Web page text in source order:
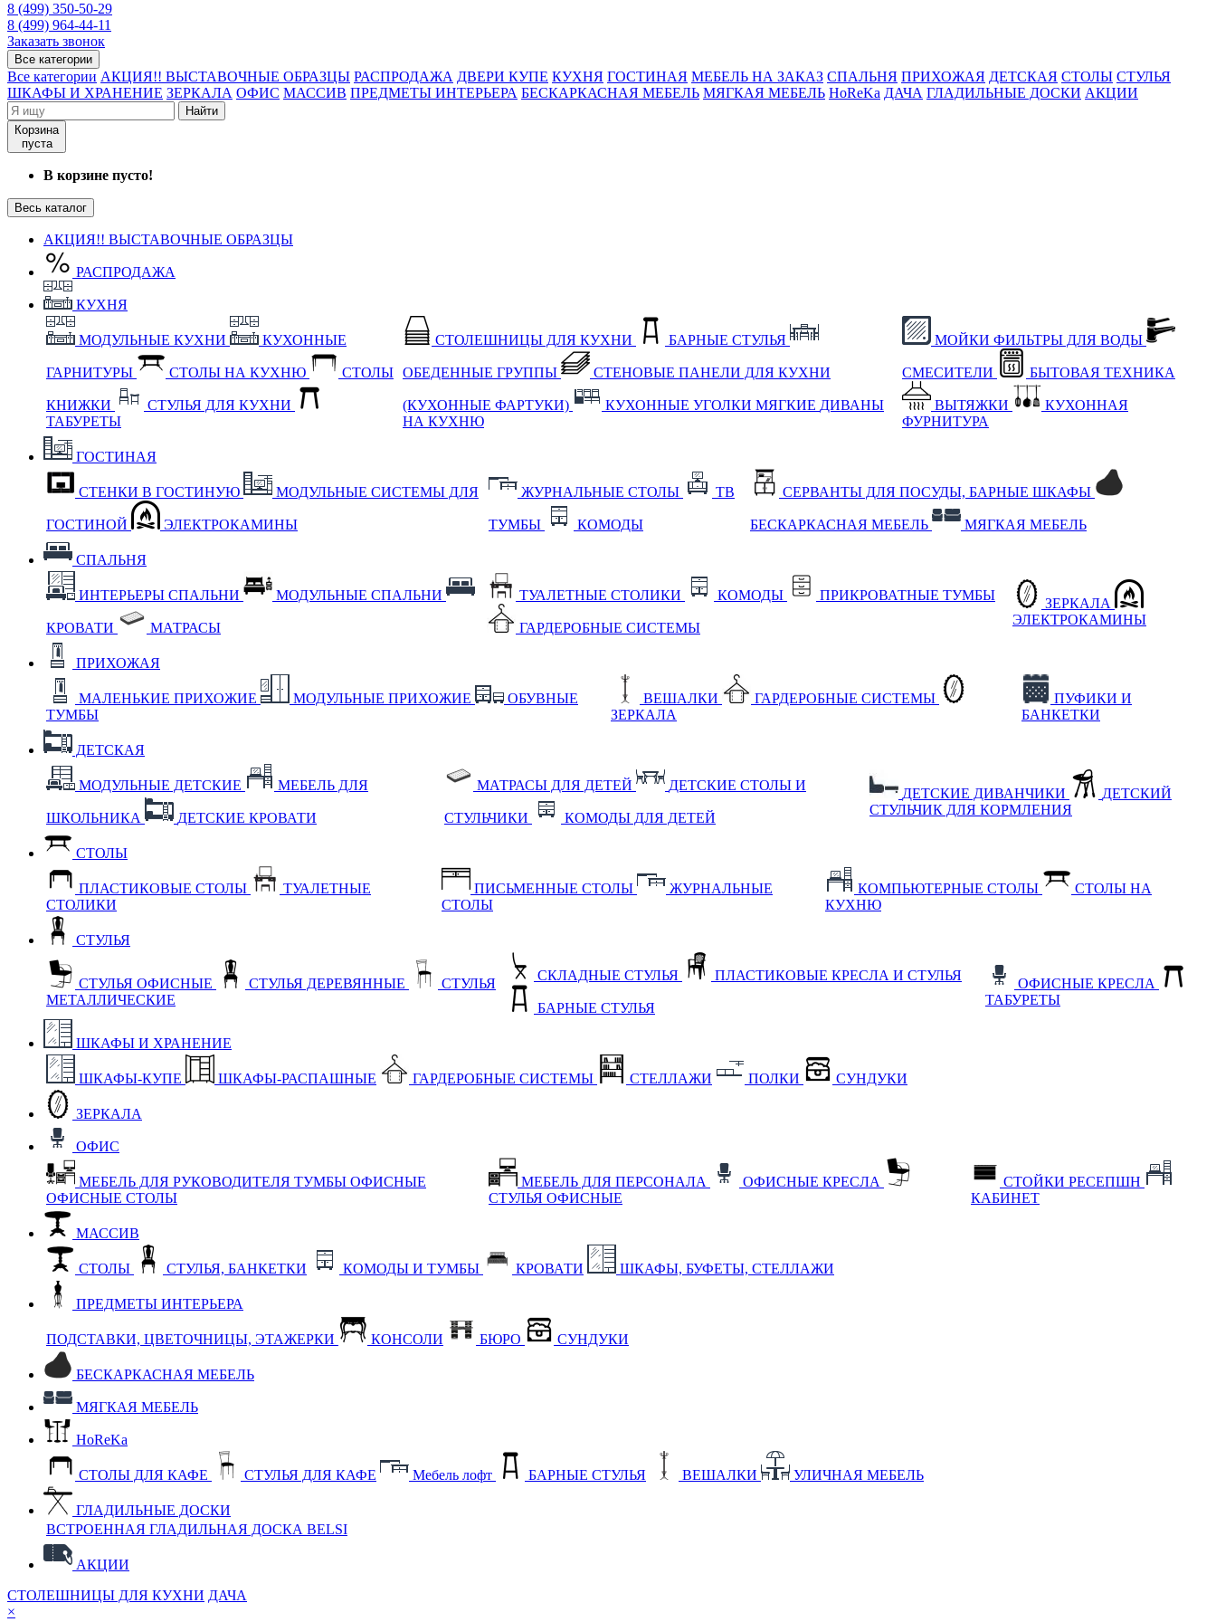
8 (499) 350-50-29
8 (499) 964-44-11
Заказать звонок
Все категории
Все категории АКЦИЯ!! ВЫСТАВОЧНЫЕ ОБРАЗЦЫ РАСПРОДАЖА ДВЕРИ КУПЕ КУХНЯ ГОСТИНАЯ МЕБЕЛЬ НА ЗАКАЗ СПАЛЬНЯ ПРИХОЖАЯ ДЕТСКАЯ СТОЛЫ СТУЛЬЯ
ШКАФЫ И ХРАНЕНИЕ ЗЕРКАЛА ОФИС МАССИВ ПРЕДМЕТЫ ИНТЕРЬЕРА БЕСКАРКАСНАЯ МЕБЕЛЬ МЯГКАЯ МЕБЕЛЬ HoReKa ДАЧА ГЛАДИЛЬНЫЕ ДОСКИ АКЦИИ
Найти
Корзина
пуста
В корзине пусто!
Весь каталог
АКЦИЯ!! ВЫСТАВОЧНЫЕ ОБРАЗЦЫ
РАСПРОДАЖА
КУХНЯ
МОДУЛЬНЫЕ КУХНИ КУХОННЫЕ
ГАРНИТУРЫ СТОЛЫ НА КУХНЮ СТОЛЫ
КНИЖКИ
СТУЛЬЯ ДЛЯ КУХНИ
ТАБУРЕТЫ
СТОЛЕШНИЦЫ ДЛЯ КУХНИ БАРНЫЕ СТУЛЬЯ
ОБЕДЕННЫЕ ГРУППЫ СТЕНОВЫЕ ПАНЕЛИ ДЛЯ КУХНИ
(КУХОННЫЕ ФАРТУКИ) КУХОННЫЕ УГОЛКИ МЯГКИЕ ДИВАНЫ
НА КУХНЮ
МОЙКИ ФИЛЬТРЫ ДЛЯ ВОДЫ
СМЕСИТЕЛИ БЫТОВАЯ ТЕХНИКА
ВЫТЯЖКИ
КУХОННАЯ
ФУРНИТУРА
ГОСТИНАЯ
СТЕНКИ В ГОСТИНУЮ МОДУЛЬНЫЕ СИСТЕМЫ ДЛЯ
ГОСТИНОЙ ЭЛЕКТРОКАМИНЫ
ЖУРНАЛЬНЫЕ СТОЛЫ ТВ
ТУМБЫ КОМОДЫ
СЕРВАНТЫ ДЛЯ ПОСУДЫ, БАРНЫЕ ШКАФЫ
БЕСКАРКАСНАЯ МЕБЕЛЬ МЯГКАЯ МЕБЕЛЬ
СПАЛЬНЯ
ИНТЕРЬЕРЫ СПАЛЬНИ МОДУЛЬНЫЕ СПАЛЬНИ
КРОВАТИ МАТРАСЫ
ТУАЛЕТНЫЕ СТОЛИКИ КОМОДЫ ПРИКРОВАТНЫЕ ТУМБЫ
ГАРДЕРОБНЫЕ СИСТЕМЫ
ЗЕРКАЛА
ЭЛЕКТРОКАМИНЫ
ПРИХОЖАЯ
МАЛЕНЬКИЕ ПРИХОЖИЕ МОДУЛЬНЫЕ ПРИХОЖИЕ
ОБУВНЫЕ
ТУМБЫ
ВЕШАЛКИ
ГАРДЕРОБНЫЕ СИСТЕМЫ
ЗЕРКАЛА
ПУФИКИ И
БАНКЕТКИ
ДЕТСКАЯ
МОДУЛЬНЫЕ ДЕТСКИЕ МЕБЕЛЬ ДЛЯ
ШКОЛЬНИКА ДЕТСКИЕ КРОВАТИ
МАТРАСЫ ДЛЯ ДЕТЕЙ ДЕТСКИЕ СТОЛЫ И
СТУЛЬЧИКИ КОМОДЫ ДЛЯ ДЕТЕЙ
ДЕТСКИЕ ДИВАНЧИКИ
ДЕТСКИЙ
СТУЛЬЧИК ДЛЯ КОРМЛЕНИЯ
СТОЛЫ
ПЛАСТИКОВЫЕ СТОЛЫ
ТУАЛЕТНЫЕ
СТОЛИКИ
ПИСЬМЕННЫЕ СТОЛЫ
ЖУРНАЛЬНЫЕ
СТОЛЫ
КОМПЬЮТЕРНЫЕ СТОЛЫ
СТОЛЫ НА
КУХНЮ
СТУЛЬЯ
СТУЛЬЯ ОФИСНЫЕ СТУЛЬЯ ДЕРЕВЯННЫЕ
СТУЛЬЯ
МЕТАЛЛИЧЕСКИЕ
СКЛАДНЫЕ СТУЛЬЯ ПЛАСТИКОВЫЕ КРЕСЛА И СТУЛЬЯ
БАРНЫЕ СТУЛЬЯ
ОФИСНЫЕ КРЕСЛА
ТАБУРЕТЫ
ШКАФЫ И ХРАНЕНИЕ
ШКАФЫ-КУПЕ ШКАФЫ-РАСПАШНЫЕ ГАРДЕРОБНЫЕ СИСТЕМЫ СТЕЛЛАЖИ ПОЛКИ СУНДУКИ
ЗЕРКАЛА
ОФИС
МЕБЕЛЬ ДЛЯ РУКОВОДИТЕЛЯ ТУМБЫ ОФИСНЫЕ
ОФИСНЫЕ СТОЛЫ
МЕБЕЛЬ ДЛЯ ПЕРСОНАЛА
ОФИСНЫЕ КРЕСЛА
СТУЛЬЯ ОФИСНЫЕ
СТОЙКИ РЕСЕПШН
КАБИНЕТ
МАССИВ
СТОЛЫ СТУЛЬЯ, БАНКЕТКИ КОМОДЫ И ТУМБЫ КРОВАТИ ШКАФЫ, БУФЕТЫ, СТЕЛЛАЖИ
ПРЕДМЕТЫ ИНТЕРЬЕРА
ПОДСТАВКИ, ЦВЕТОЧНИЦЫ, ЭТАЖЕРКИ КОНСОЛИ БЮРО СУНДУКИ
БЕСКАРКАСНАЯ МЕБЕЛЬ
МЯГКАЯ МЕБЕЛЬ
HoReKa
СТОЛЫ ДЛЯ КАФЕ СТУЛЬЯ ДЛЯ КАФЕ Мебель лофт БАРНЫЕ СТУЛЬЯ ВЕШАЛКИ УЛИЧНАЯ МЕБЕЛЬ
ГЛАДИЛЬНЫЕ ДОСКИ
ВСТРОЕННАЯ ГЛАДИЛЬНАЯ ДОСКА BELSI
АКЦИИ
СТОЛЕШНИЦЫ ДЛЯ КУХНИ ДАЧА
×